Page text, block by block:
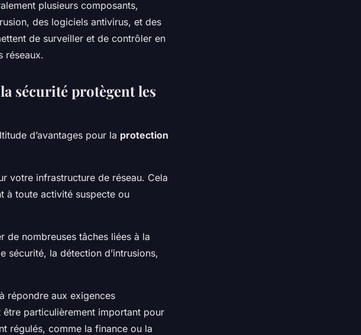
plusieurs composants,
des logiciels antivirus, et des
de surveiller et de contrôler en
réseaux.
sécurité protègent les
d’avantages pour la protection
votre infrastructure de réseau. Cela
à toute activité suspecte ou
de nombreuses tâches liées à la
sécurité, la détection d’intrusions,
répondre aux exigences
particulièrement important pour
régulés, comme la finance ou la